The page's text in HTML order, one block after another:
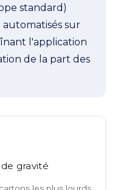
standard)
automatisés sur
l'application
de la part des
gravité
les plus lourds